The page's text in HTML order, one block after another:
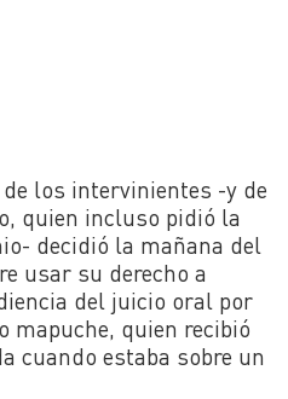
los intervinientes -y de
quien incluso pidió la
decidió la mañana del
usar su derecho a
del juicio oral por
mapuche, quien recibió
cuando estaba sobre un